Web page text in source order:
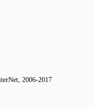
2006-2017